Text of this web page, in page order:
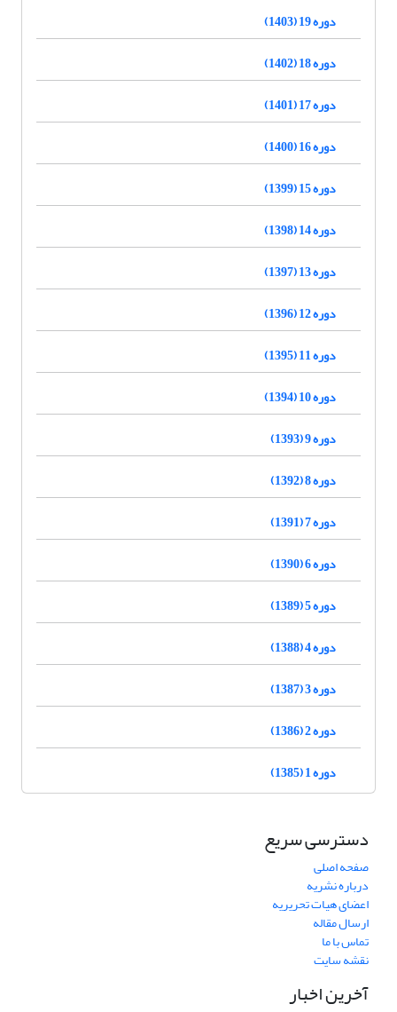
دوره 19 (1403)
دوره 18 (1402)
دوره 17 (1401)
دوره 16 (1400)
دوره 15 (1399)
دوره 14 (1398)
دوره 13 (1397)
دوره 12 (1396)
دوره 11 (1395)
دوره 10 (1394)
دوره 9 (1393)
دوره 8 (1392)
دوره 7 (1391)
دوره 6 (1390)
دوره 5 (1389)
دوره 4 (1388)
دوره 3 (1387)
دوره 2 (1386)
دوره 1 (1385)
دسترسی سریع
صفحه اصلی
درباره نشریه
اعضای هیات تحریریه
ارسال مقاله
تماس با ما
نقشه سایت
آخرین اخبار